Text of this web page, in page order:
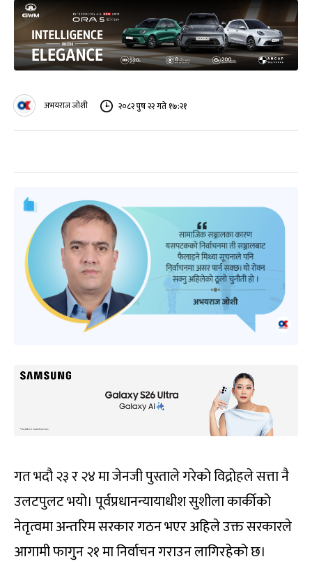
अभयराज जोशी २०८२ पुष २२ गते १७:२१
गत भदौ २३ र २४ मा जेनजी पुस्ताले गरेको विद्रोहले सत्ता नै
उलटपुलट भयो। पूर्वप्रधानन्यायाधीश सुशीला कार्कीको
नेतृत्वमा अन्तरिम सरकार गठन भएर अहिले उक्त सरकारले
आगामी फागुन २१ मा निर्वाचन गराउन लागिरहेको छ।